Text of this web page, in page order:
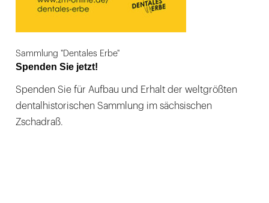
Sammlung "Dentales Erbe"
Spenden Sie jetzt!
Spenden Sie für Aufbau und Erhalt der weltgrößten
dentalhistorischen Sammlung im sächsischen
Zschadraß.